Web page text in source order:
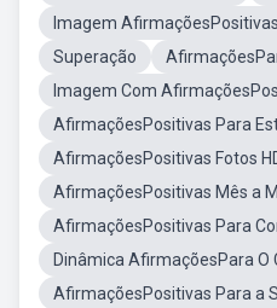
Imagem AfirmaçõesPositivas
Superação
Imagem Com
AfirmaçõesPositivas Para
AfirmaçõesPositivas Fotos
AfirmaçõesPositivas Mês a
AfirmaçõesPositivas Para
Dinâmica AfirmaçõesPara O
AfirmaçõesPositivas Para a